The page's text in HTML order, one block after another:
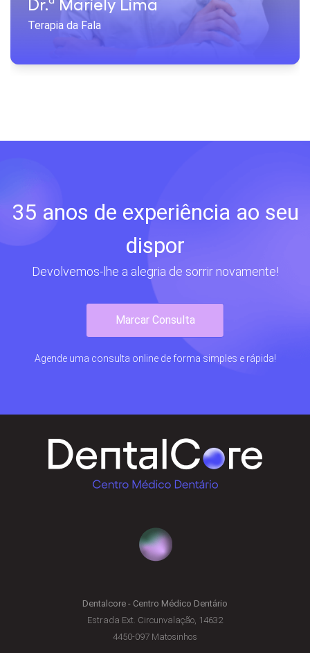
Dr.ª Mariely Lima
Terapia da Fala
35 anos de experiência ao seu
dispor
Devolvemos-lhe a alegria de sorrir novamente!
Marcar Consulta
Agende uma consulta online de forma simples e rápida!
Dentalcore - Centro Médico Dentário
Estrada Ext. Circunvalação, 14632
4450-097 Matosinhos